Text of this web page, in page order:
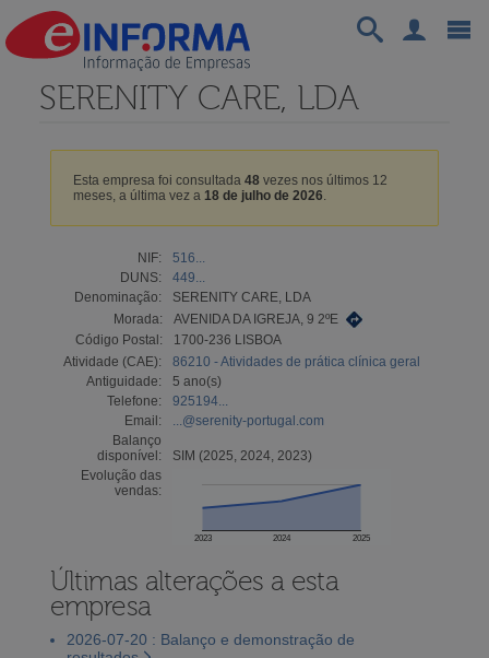
SERENITY CARE, LDA
Esta empresa foi consultada 48vezes nos últimos 12
meses, a última vez a 18 de julho de 2026.
NIF:
516...
DUNS:
449...
Denominação:
SERENITY CARE, LDA
Morada:
AVENIDA DA IGREJA, 9 2ºE
Código Postal:
1700-236 LISBOA
Atividade (CAE):
86210 - Atividades de prática clínica geral
Antiguidade:
5 ano(s)
Telefone:
925194...
Email:
...@serenity-portugal.com
Balanço
disponível:
SIM (2025, 2024, 2023)
Evolução das
vendas:
2023 2024 2025
Últimas alterações a esta
empresa
2026-07-20 : Balanço e demonstração de